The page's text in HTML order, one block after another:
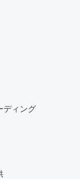
ディング